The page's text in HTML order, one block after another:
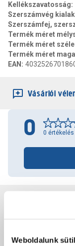
Weboldalunk
Kellékszavatosság:
Szerszámvég
Szerszámfej,
Termék méret
Termék méret
Termék méret
EAN :
Vásárlói
0 0 értékelés